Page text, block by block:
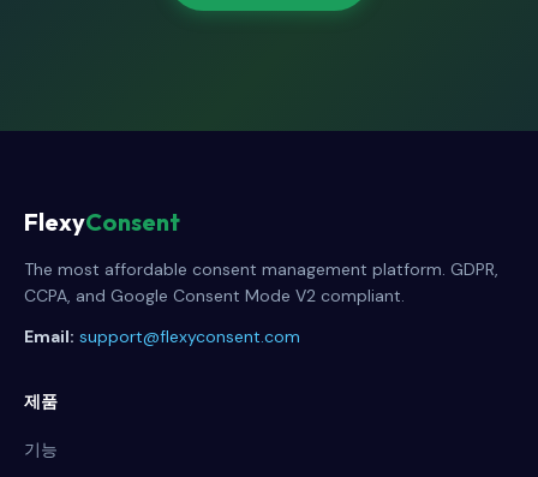
FlexyConsent
The most affordable consent management platform. GDPR,
CCPA, and Google Consent Mode V2 compliant.
Email: support@flexyconsent.com
제품
기능